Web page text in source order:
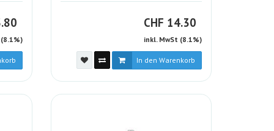
CHF CHF
14.30
inkl. MwSt (8.1%)
In den Warenkorb